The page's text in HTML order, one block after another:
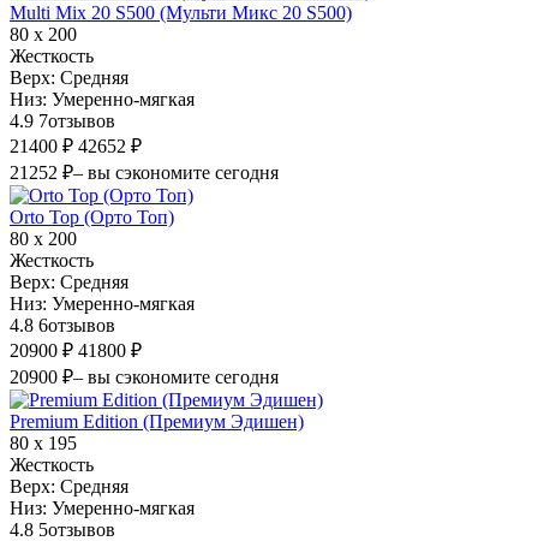
Multi Mix 20 S500 (Мульти Микс 20 S500)
80 х 200
Жесткость
Верх: Средняя
Низ: Умеренно-мягкая
4.9 7отзывов
21400 ₽ 42652 ₽
21252 ₽– вы сэкономите сегодня
Orto Top (Орто Топ)
80 х 200
Жесткость
Верх: Средняя
Низ: Умеренно-мягкая
4.8 6отзывов
20900 ₽ 41800 ₽
20900 ₽– вы сэкономите сегодня
Premium Edition (Премиум Эдишен)
80 х 195
Жесткость
Верх: Средняя
Низ: Умеренно-мягкая
4.8 5отзывов